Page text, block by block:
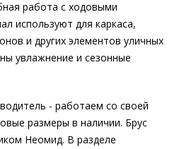
работа с ходовыми
используют для каркаса,
и других элементов уличных
увлажнение и сезонные
- работаем со своей
размеры в наличии. Брус
Неомид. В разделе